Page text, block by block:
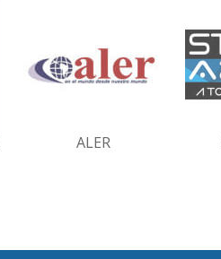
ALER